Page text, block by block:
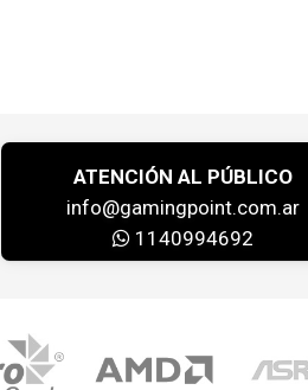
ATENCIÓN AL PÚBLICO
info@gamingpoint.com.ar
1140994692